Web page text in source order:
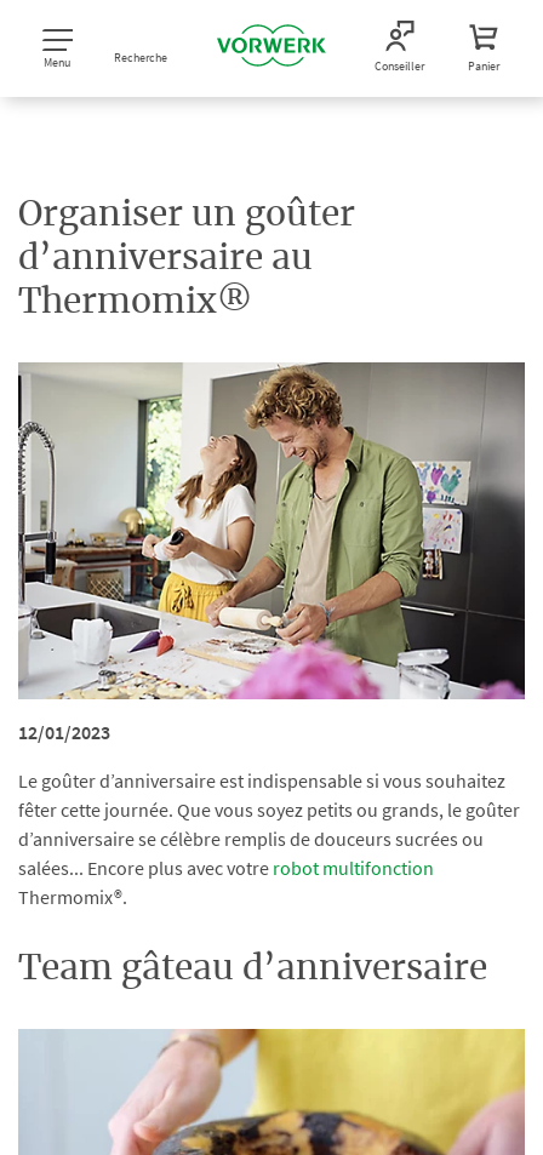
Menu Recherche Conseiller Panier
Organiser un goûter
d’anniversaire au
Thermomix®
12/01/2023
Le goûter d’anniversaire est indispensable si vous souhaitez
fêter cette journée. Que vous soyez petits ou grands, le goûter
d’anniversaire se célèbre remplis de douceurs sucrées ou
salées... Encore plus avec votre robot multifonction
Thermomix®.
Team gâteau d’anniversaire